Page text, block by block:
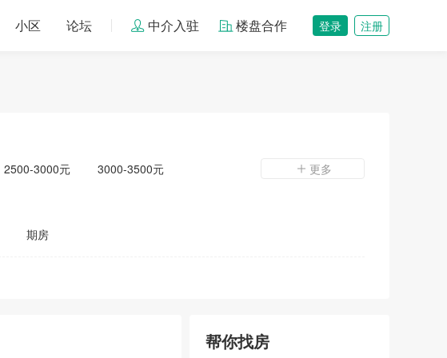
小区 论坛 中介入驻 楼盘合作 登录 注册
2500-3000元
3000-3500元
更多
期房
帮你找房